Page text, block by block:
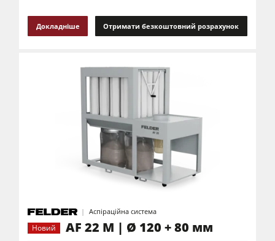
Докладніше Отримати безкоштовний розрахунок
Аспіраційна система
Новий
AF 22 M | Ø 120 + 80 мм